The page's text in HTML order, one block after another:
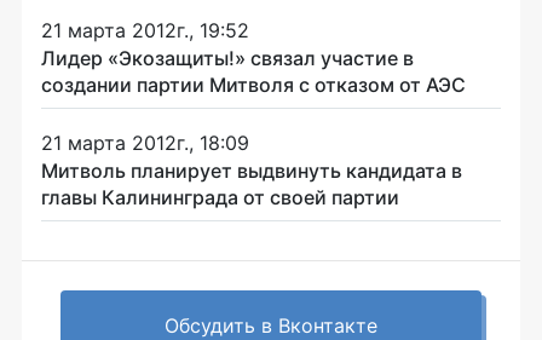
21 марта 2012г., 19:52
Лидер «Экозащиты!» связал участие в
создании партии Митволя с отказом от АЭС
21 марта 2012г., 18:09
Митволь планирует выдвинуть кандидата в
главы Калининграда от своей партии
Обсудить в Вконтакте